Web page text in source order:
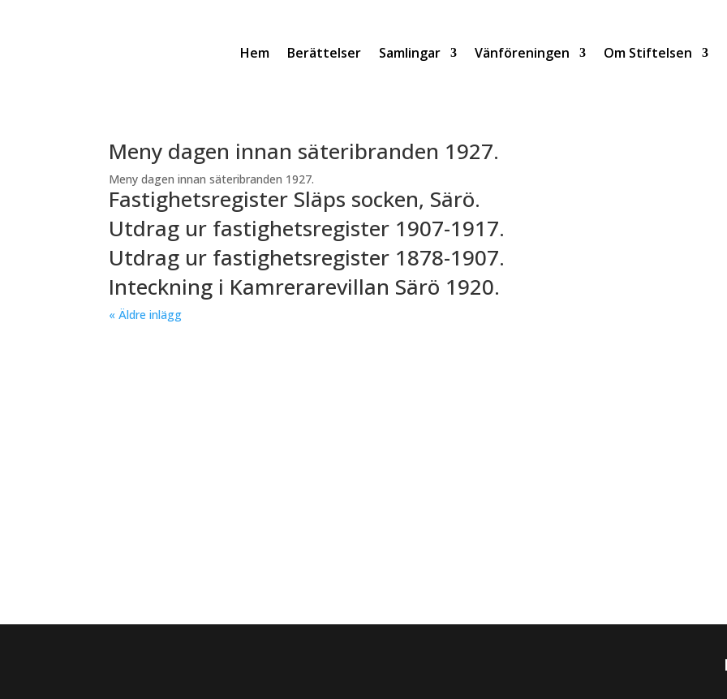
Hem Berättelser Samlingar Vänföreningen Om Stiftelsen
Meny dagen innan säteribranden 1927.
Meny dagen innan säteribranden 1927.
Fastighetsregister Släps socken, Särö.
Utdrag ur fastighetsregister 1907-1917.
Utdrag ur fastighetsregister 1878-1907.
Inteckning i Kamrerarevillan Särö 1920.
« Äldre inlägg